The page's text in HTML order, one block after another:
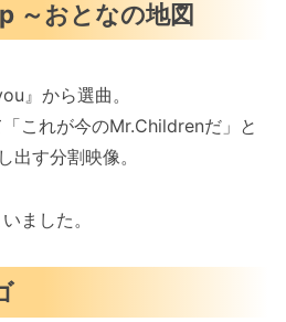
～おとなの地図
』から選曲。
これが今のMr.Childrenだ」と
出す分割映像。
ました。